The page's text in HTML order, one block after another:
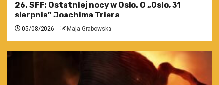
26. SFF: Ostatniej nocy w Oslo. O „Oslo, 31
sierpnia” Joachima Triera
05/08/2026 Maja Grabowska